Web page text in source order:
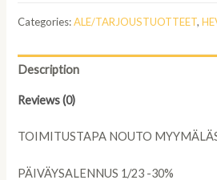
15kg
Categories:ALE/TARJOUSTUOTTEET,
Description
Reviews (0)
TOIMITUSTAPA NOUTO
PÄIVÄYSALENNUS 1/23 -30%